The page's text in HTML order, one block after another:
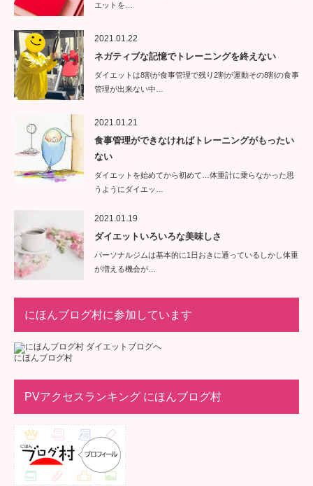
エットを…
2021.01.22
ネガティブな記憶でトレーニングを終えない
ダイエットは8割が食事管理で残り2割が運動その8割の食事
管理が出来ない中…
2021.01.21
食事管理ができなければトレーニングがもったい
ない
ダイエットを始めてから初めて…体重計に乗らなかった思
うようにダイエッ…
2021.01.19
ダイエットいろいろな美味しさ
パーソナルジムは基本的に1日おきに通っているしかし体重
が増える機会が…
にほんブログ村に参加しています
にほんブログ村
PVアクセスランキング にほんブログ村